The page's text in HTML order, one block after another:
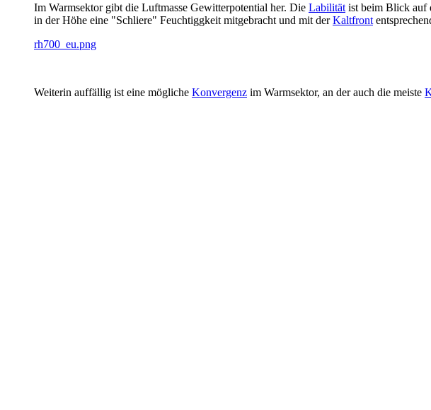
Im Warmsektor gibt die Luftmasse Gewitterpotential her. Die Labilität ist beim Blick auf
in der Höhe eine "Schliere" Feuchtiggkeit mitgebracht und mit derKaltfront
rh700_eu.png
Weiterin auffällig ist eine mögliche Konvergenz im Warmsektor, an der auch die meiste